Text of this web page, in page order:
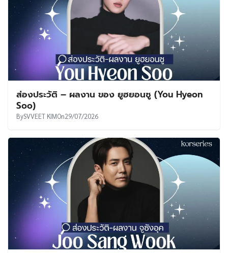
ส่องประวัติ – ผลงาน ของ ยูฮยอนซู (You Hyeon
Soo)
BySVVEET KIMOn29/07/2026